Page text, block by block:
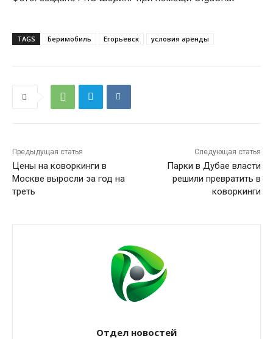
TAGS Беримобиль Егорьевск условия аренды
Предыдущая статья
Цены на коворкинги в
Москве выросли за год на
треть
Следующая статья
Парки в Дубае власти
решили превратить в
коворкинги
Отдел новостей